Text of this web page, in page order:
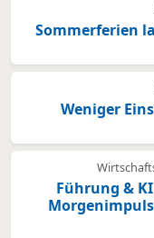
Sommerferien
Weniger
Führung &